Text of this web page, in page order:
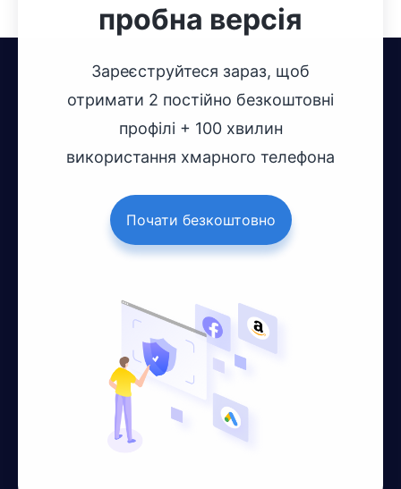
пробна версія
Зареєструйтеся зараз, щоб
отримати 2 постійно безкоштовні
профілі + 100 хвилин
використання хмарного телефона
Почати безкоштовно